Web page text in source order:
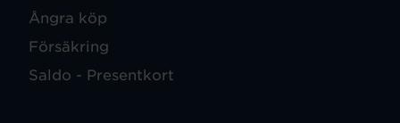
Ångra köp
Försäkring
Saldo - Presentkort